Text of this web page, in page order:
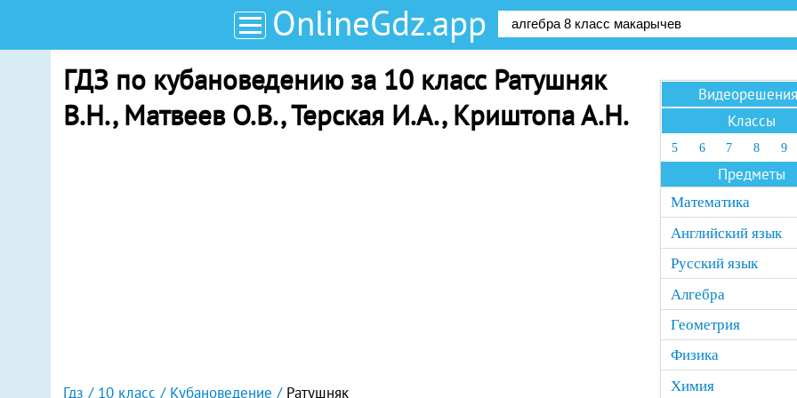
OnlineGdz.app
ГДЗ по кубановедению за 10 класс Ратушняк
В.Н., Матвеев О.В., Терская И.А., Криштопа А.Н.
Гдз 10 класс Кубановедение Ратушняк
Видеорешения
Классы
5 6 7 8 9
Предметы
Математика
Английский язык
Русский язык
Алгебра
Геометрия
Физика
Химия